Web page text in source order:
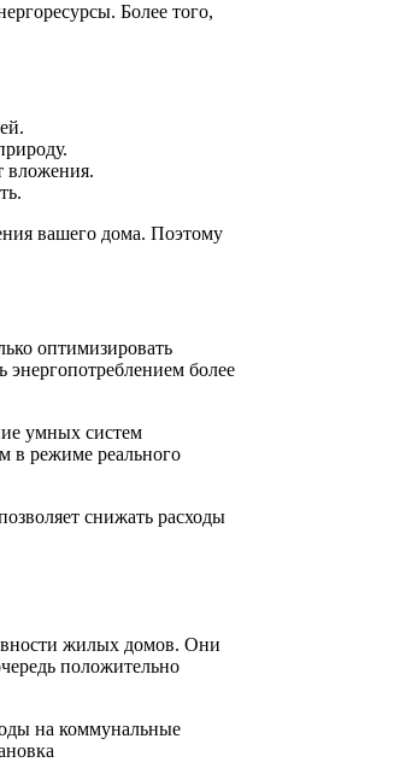
Более того,
вложения.
вашего дома. Поэтому
оптимизировать
более
умных систем
в режиме реального
снижать расходы
жилых домов. Они
положительно
на коммунальные